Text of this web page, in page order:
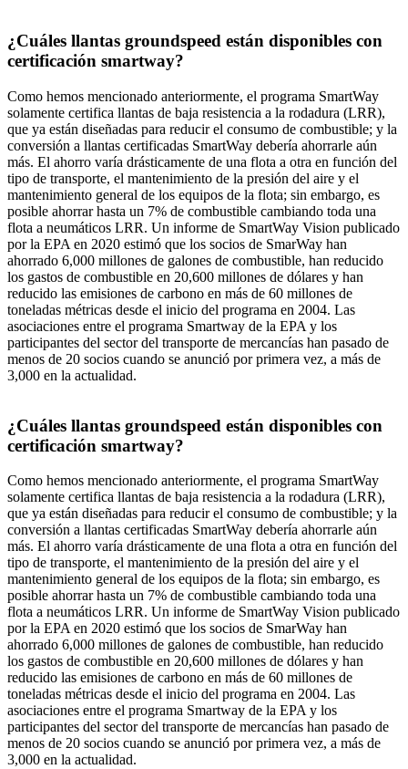
¿Cuáles llantas groundspeed están disponibles con
certificación smartway?
Como hemos mencionado anteriormente, el programa SmartWay
solamente certifica llantas de baja resistencia a la rodadura (LRR),
que ya están diseñadas para reducir el consumo de combustible; y la
conversión a llantas certificadas SmartWay debería ahorrarle aún
más. El ahorro varía drásticamente de una flota a otra en función del
tipo de transporte, el mantenimiento de la presión del aire y el
mantenimiento general de los equipos de la flota; sin embargo, es
posible ahorrar hasta un 7% de combustible cambiando toda una
flota a neumáticos LRR. Un informe de SmartWay Vision publicado
por la EPA en 2020 estimó que los socios de SmarWay han
ahorrado 6,000 millones de galones de combustible, han reducido
los gastos de combustible en 20,600 millones de dólares y han
reducido las emisiones de carbono en más de 60 millones de
toneladas métricas desde el inicio del programa en 2004. Las
asociaciones entre el programa Smartway de la EPA y los
participantes del sector del transporte de mercancías han pasado de
menos de 20 socios cuando se anunció por primera vez, a más de
3,000 en la actualidad.
¿Cuáles llantas groundspeed están disponibles con
certificación smartway?
Como hemos mencionado anteriormente, el programa SmartWay
solamente certifica llantas de baja resistencia a la rodadura (LRR),
que ya están diseñadas para reducir el consumo de combustible; y la
conversión a llantas certificadas SmartWay debería ahorrarle aún
más. El ahorro varía drásticamente de una flota a otra en función del
tipo de transporte, el mantenimiento de la presión del aire y el
mantenimiento general de los equipos de la flota; sin embargo, es
posible ahorrar hasta un 7% de combustible cambiando toda una
flota a neumáticos LRR. Un informe de SmartWay Vision publicado
por la EPA en 2020 estimó que los socios de SmarWay han
ahorrado 6,000 millones de galones de combustible, han reducido
los gastos de combustible en 20,600 millones de dólares y han
reducido las emisiones de carbono en más de 60 millones de
toneladas métricas desde el inicio del programa en 2004. Las
asociaciones entre el programa Smartway de la EPA y los
participantes del sector del transporte de mercancías han pasado de
menos de 20 socios cuando se anunció por primera vez, a más de
3,000 en la actualidad.